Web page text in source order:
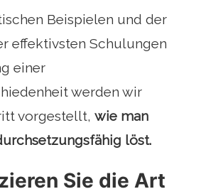
Beispielen und der
effektivsten Schulungen
einer
werden wir
vorgestellt, wie man
löst.
Sie die Art